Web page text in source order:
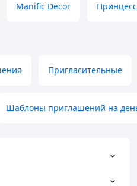
Manific Decor
Пригласительные
Шаблоны приглашений на